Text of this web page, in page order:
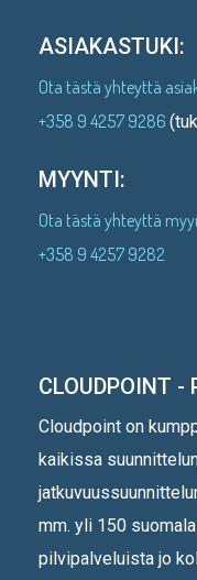
ASIAKASTUKI:
Ota tästä yhteyttä
+358 9 4257 9286
MYYNTI:
Ota tästä yhteyttä
+358 9 4257 9282
CLOUDPOINT -
Cloudpoint on
kaikissa
mm. yli 150
pilvipalveluista jo